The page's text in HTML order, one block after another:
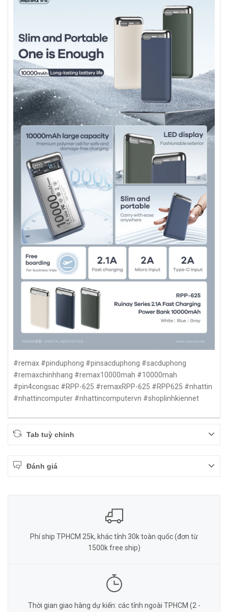
#remax #pinduphong #pinsacduphong #sacduphong
#remaxchinhhang #remax10000mah #10000mah
#pin4congsac #RPP-625 #remaxRPP-625 #RPP625 #nhattin
#nhattincomputer #nhattincomputervn #shoplinhkiennet
Tab tuỳ chỉnh
Đánh giá
Phí ship TPHCM 25k, khác tỉnh 30k toàn quốc (đơn từ
1500k free ship)
Thời gian giao hàng dự kiến: các tỉnh ngoài TPHCM (2 -